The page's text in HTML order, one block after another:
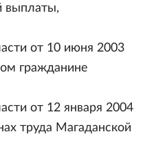
выплаты,
от 10 июня 2003
гражданине
от 12 января 2004
труда Магаданской